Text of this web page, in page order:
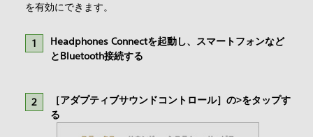
を有効にできます。
Headphones Connectを起動し、スマートフォンなど
とBluetooth接続する
［アダプティブサウンドコントロール］の>をタップす
る